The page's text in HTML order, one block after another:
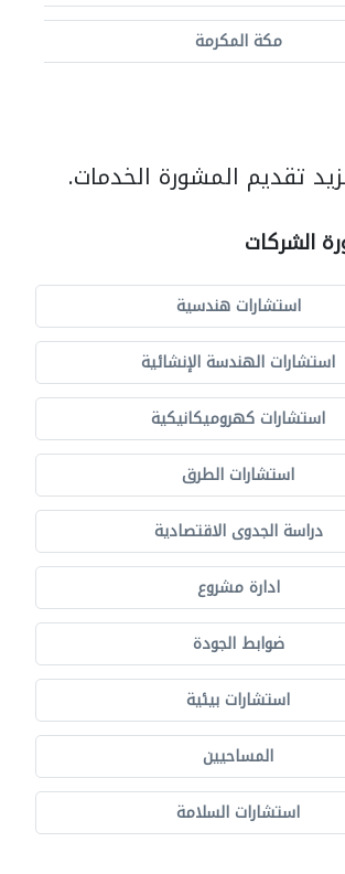
مكة المكرمة
تقديم المشورة الخدمات.
الشركات
استشارات هندسية
استشارات الهندسة الإنشائية
استشارات كهروميكانيكية
استشارات الطرق
دراسة الجدوى الاقتصادية
ادارة مشروع
ضوابط الجودة
استشارات بيئية
المساحيين
استشارات السلامة